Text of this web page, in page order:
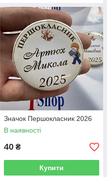
Значок Першокласник 2026
В наявності
40 ₴
Купити